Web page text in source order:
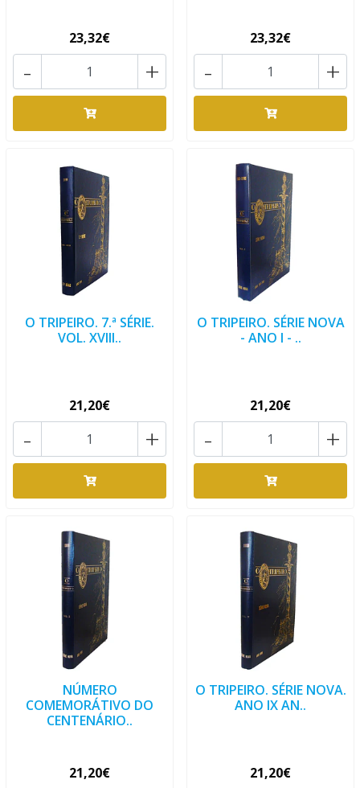
23,32€
+
-
23,32€
+
-
O TRIPEIRO. 7.ª SÉRIE.
VOL. XVIII..
21,20€
+
-
O TRIPEIRO. SÉRIE NOVA
- ANO I - ..
21,20€
+
-
NÚMERO
COMEMORÁTIVO DO
CENTENÁRIO..
21,20€
O TRIPEIRO. SÉRIE NOVA.
ANO IX AN..
21,20€